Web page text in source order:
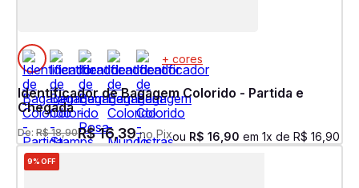
+ cores
Identificador de Bagagem Colorido - Partida e
Chegada
De: R$ 18,90R$16,39no Pixou R$ 16 90 em 1x de R$ 16 90
9%OFF